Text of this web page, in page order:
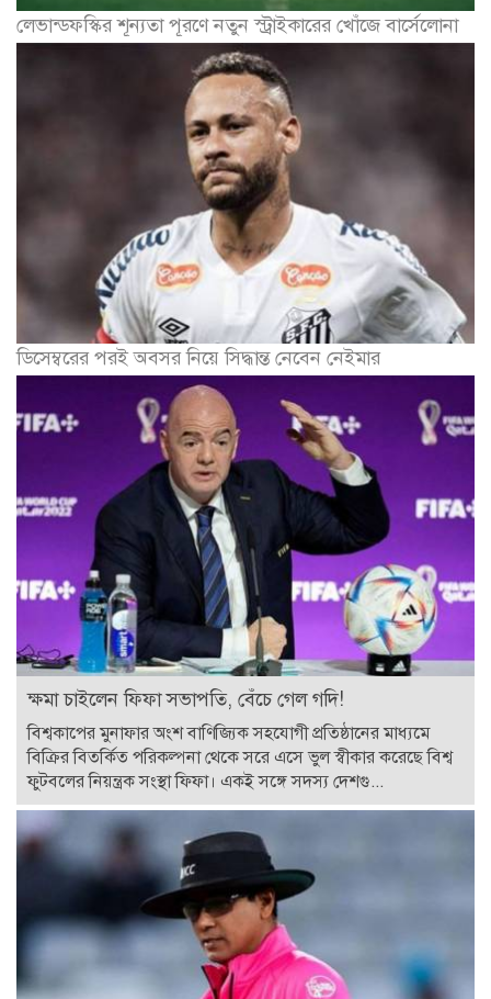
লেভান্ডফস্কির শূন্যতা পূরণে নতুন স্ট্রাইকারের খোঁজে বার্সেলোনা
ডিসেম্বরের পরই অবসর নিয়ে সিদ্ধান্ত নেবেন নেইমার
ক্ষমা চাইলেন ফিফা সভাপতি, বেঁচে গেল গদি!
বিশ্বকাপের মুনাফার অংশ বাণিজ্যিক সহযোগী প্রতিষ্ঠানের মাধ্যমে
বিক্রির বিতর্কিত পরিকল্পনা থেকে সরে এসে ভুল স্বীকার করেছে বিশ্ব
ফুটবলের নিয়ন্ত্রক সংস্থা ফিফা। একই সঙ্গে সদস্য দেশগু...